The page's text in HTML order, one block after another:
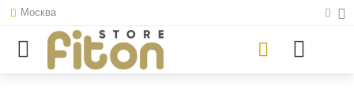
Москва